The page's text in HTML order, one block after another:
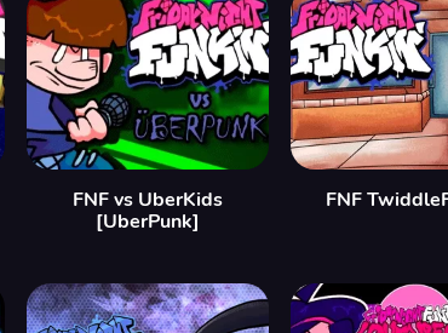
FNF vs UberKids
[UberPunk]
FNF